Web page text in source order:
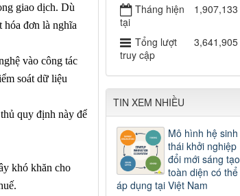
giao dịch. Dù
hóa đơn là nghĩa
vào công tác
soát dữ liệu
quy định này để
khó khăn cho
Tháng hiện
tại
1,907,133
Tổng lượt
truy cập
3,641,905
TIN XEM NHIỀU
Mô hình hệ sinh
thái khởi nghiệp
đổi mới sáng tạo
toàn diện có thể
áp dụng tại Việt Nam